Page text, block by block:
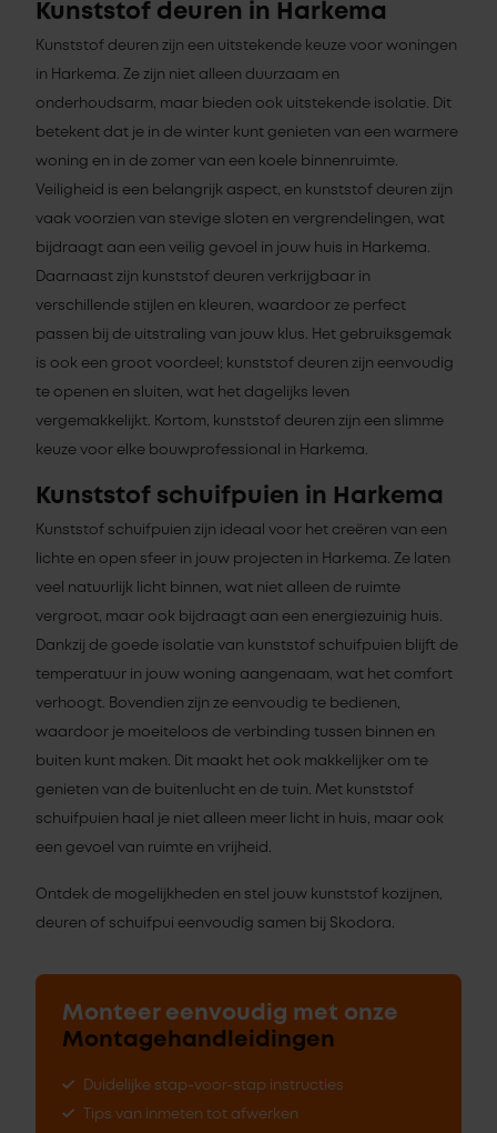
Kunststof deuren in Harkema
Kunststof deuren zijn een uitstekende keuze voor woningen
in Harkema. Ze zijn niet alleen duurzaam en
onderhoudsarm, maar bieden ook uitstekende isolatie. Dit
betekent dat je in de winter kunt genieten van een warmere
woning en in de zomer van een koele binnenruimte.
Veiligheid is een belangrijk aspect, en kunststof deuren zijn
vaak voorzien van stevige sloten en vergrendelingen, wat
bijdraagt aan een veilig gevoel in jouw huis in Harkema.
Daarnaast zijn kunststof deuren verkrijgbaar in
verschillende stijlen en kleuren, waardoor ze perfect
passen bij de uitstraling van jouw klus. Het gebruiksgemak
is ook een groot voordeel; kunststof deuren zijn eenvoudig
te openen en sluiten, wat het dagelijks leven
vergemakkelijkt. Kortom, kunststof deuren zijn een slimme
keuze voor elke bouwprofessional in Harkema.
Kunststof schuifpuien in Harkema
Kunststof schuifpuien zijn ideaal voor het creëren van een
lichte en open sfeer in jouw projecten in Harkema. Ze laten
veel natuurlijk licht binnen, wat niet alleen de ruimte
vergroot, maar ook bijdraagt aan een energiezuinig huis.
Dankzij de goede isolatie van kunststof schuifpuien blijft de
temperatuur in jouw woning aangenaam, wat het comfort
verhoogt. Bovendien zijn ze eenvoudig te bedienen,
waardoor je moeiteloos de verbinding tussen binnen en
buiten kunt maken. Dit maakt het ook makkelijker om te
genieten van de buitenlucht en de tuin. Met kunststof
schuifpuien haal je niet alleen meer licht in huis, maar ook
een gevoel van ruimte en vrijheid.
Ontdek de mogelijkheden en stel jouw kunststof kozijnen,
deuren of schuifpui eenvoudig samen bij Skodora.
Monteer eenvoudig met onze
Montagehandleidingen
Duidelijke stap-voor-stap instructies
Tips van inmeten tot afwerken